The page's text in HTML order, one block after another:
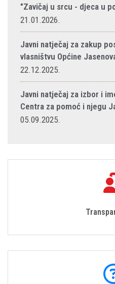
"Zavičaj u srcu - djeca u
21.01.2026.
Javni natječaj za zakup
vlasništvu Općine
22.12.2025.
Javni natječaj za izbor i
Centra za pomoć i njegu
05.09.2025.